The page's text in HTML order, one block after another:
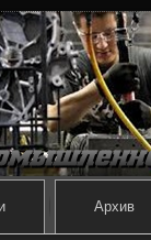
Архив